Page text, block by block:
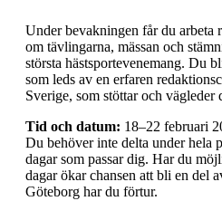
Under bevakningen får du arbeta
om tävlingarna, mässan och
största hästsportevenemang. Du
som leds av en erfaren
Sverige, som stöttar och vägleder
Tid och datum: 18–22 februari
Du behöver inte delta under hela
dagar som passar dig. Har du
dagar ökar chansen att bli en del
Göteborg har du förtur.